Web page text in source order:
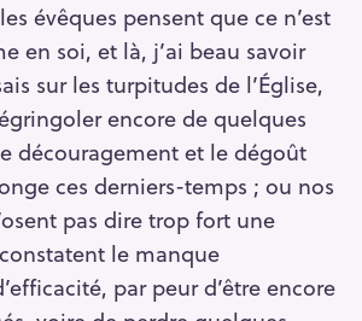
évêques pensent que ce n’est
en soi, et là, j’ai beau savoir
sur les turpitudes de l’Église,
encore de quelques
découragement et le dégoût
ces derniers-temps ; ou nos
pas dire trop fort une
le manque
par peur d’être encore